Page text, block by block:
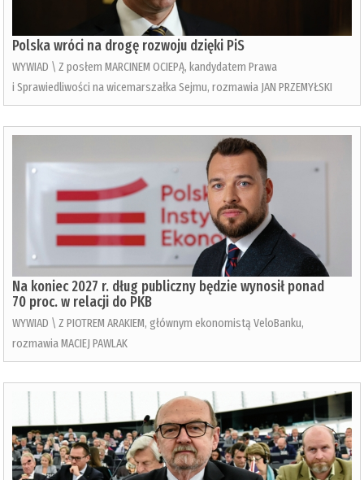
Polska wróci na drogę rozwoju dzięki PiS
WYWIAD \ Z posłem MARCINEM OCIEPĄ, kandydatem Prawa
i Sprawiedliwości na wicemarszałka Sejmu, rozmawia JAN PRZEMYŁSKI
Na koniec 2027 r. dług publiczny będzie wynosił ponad
70 proc. w relacji do PKB
WYWIAD \ Z PIOTREM ARAKIEM, głównym ekonomistą VeloBanku,
rozmawia MACIEJ PAWLAK